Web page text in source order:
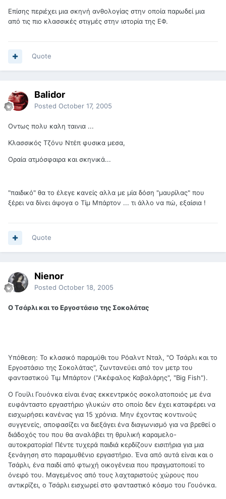
Επίσης περιέχει μια σκηνή ανθολογίας στην οποία παρωδεί μια
από τις πιο κλασσικές στιγμές στην ιστορία της ΕΦ.
Quote
Balidor
Posted October 17, 2005
Οντως πολυ καλη ταινια ...
Κλασσικός Τζόνυ Ντέπ φυσικα μεσα,
Οραία ατμόσφαιρα και σκηνικά...
"παιδικό" θα το έλεγε κανείς αλλα με μία δόση "μαυρίλας" που
ξέρει να δίνει άψογα ο Τίμ Μπάρτον ... τι άλλο να πώ, εξαίσια !
Quote
Nienor
Posted October 18, 2005
Ο Τσάρλι και το Εργοστάσιο της Σοκολάτας
Υπόθεση: Το κλασικό παραμύθι του Ρόαλντ Νταλ, "Ο Τσάρλι και το
Εργοστάσιο της Σοκολάτας", ζωντανεύει από τον μετρ του
φανταστικού Τιμ Μπάρτον ("Ακέφαλος Καβαλάρης", "Big Fish").
Ο Γουίλι Γουόνκα είναι ένας εκκεντρικός σοκολατοποιός με ένα
ευφάνταστο εργαστήριο γλυκών στο οποίο δεν έχει καταφέρει να
εισχωρήσει κανένας για 15 χρόνια. Μην έχοντας κοντινούς
συγγενείς, αποφασίζει να διεξάγει ένα διαγωνισμό για να βρεθεί ο
διάδοχός του που θα αναλάβει τη θρυλική καραμελο-
αυτοκρατορία! Πέντε τυχερά παιδιά κερδίζουν εισιτήρια για μια
ξενάγηση στο παραμυθένιο εργαστήριο. Ένα από αυτά είναι και ο
Τσάρλι, ένα παιδί από φτωχή οικογένεια που πραγματοποιεί το
όνειρό του. Μαγεμένος από τους λαχταριστούς χώρους που
αντικρίζει, ο Τσάρλι εισχωρεί στο φανταστικό κόσμο του Γουόνκα.